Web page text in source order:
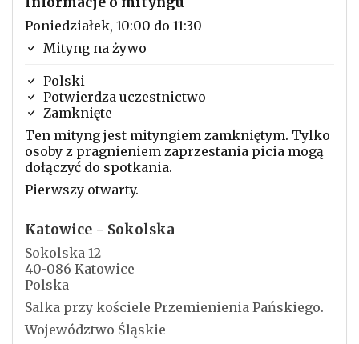
Poniedziałek, 10:00 do 11:30
Mityng na żywo
Polski
Potwierdza uczestnictwo
Zamknięte
Ten mityng jest mityngiem zamkniętym. Tylko
osoby z pragnieniem zaprzestania picia mogą
dołączyć do spotkania.
Pierwszy otwarty.
Katowice - Sokolska
Sokolska 12
40-086 Katowice
Polska
Salka przy kościele Przemienienia Pańskiego.
Województwo Śląskie